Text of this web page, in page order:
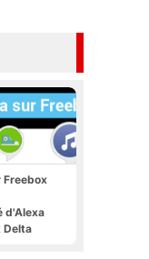
Freebox
d'Alexa
Delta